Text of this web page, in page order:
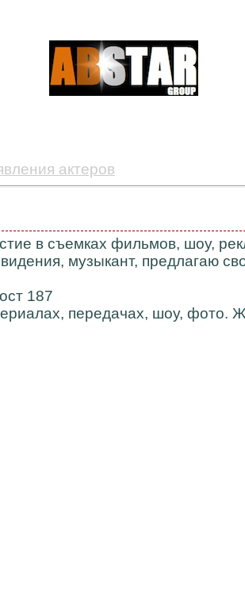
актеров
в съемках фильмов, шоу,
музыкант, предлагаю
187
передачах, шоу, фото.